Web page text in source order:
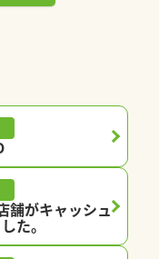
舗がキャッシュ
た。